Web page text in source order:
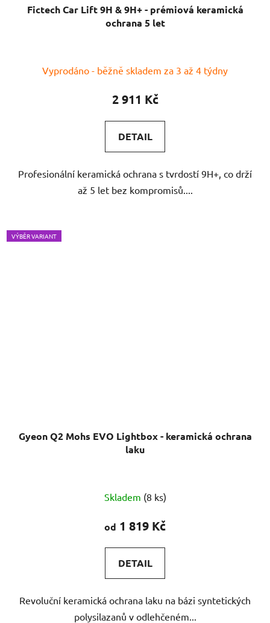
Fictech Car Lift 9H & 9H+ - prémiová keramická
ochrana 5 let
Vyprodáno - běžně skladem za 3 až 4 týdny
2 911 Kč
DETAIL
Profesionální keramická ochrana s tvrdostí 9H+, co drží
až 5 let bez kompromisů....
VÝBĚR VARIANT
Gyeon Q2 Mohs EVO Lightbox - keramická ochrana
laku
hodnocení
produktu
5,0
z
hvězdiček.
Skladem (8 ks)
od 1 819 Kč
DETAIL
Revoluční keramická ochrana laku na bázi syntetických
polysilazanů v odlehčeném...